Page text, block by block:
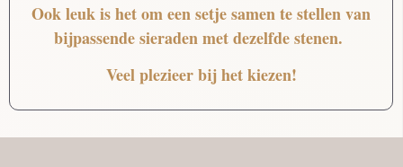
Ook leuk is het om een setje samen te stellen van
bijpassende sieraden met dezelfde stenen.
Veel plezieer bij het kiezen!